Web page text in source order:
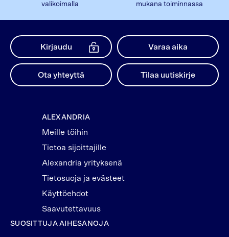
valikoimalla
mukana toiminnassa
Kirjaudu Varaa aika
Ota yhteyttä Tilaa uutiskirje
ALEXANDRIA
Meille töihin
Tietoa sijoittajille
Alexandria yrityksenä
Tietosuoja ja evästeet
Käyttöehdot
Saavutettavuus
SUOSITTUJA AIHESANOJA